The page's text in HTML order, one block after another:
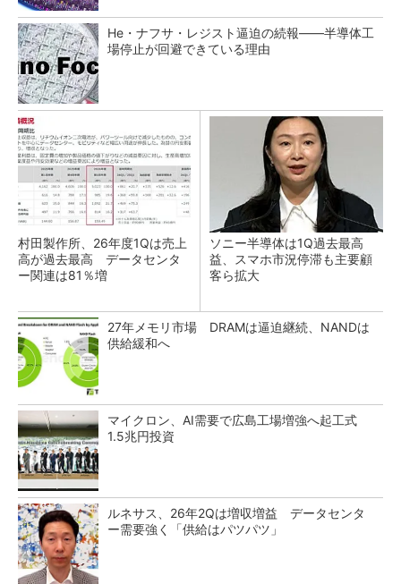
He・ナフサ・レジスト逼迫の続報――半導体工
場停止が回避できている理由
村田製作所、26年度1Qは売上
高が過去最高 データセンタ
ー関連は81％増
ソニー半導体は1Q過去最高
益、スマホ市況停滞も主要顧
客ら拡大
27年メモリ市場 DRAMは逼迫継続、NANDは
供給緩和へ
マイクロン、AI需要で広島工場増強へ起工式
1.5兆円投資
ルネサス、26年2Qは増収増益 データセンタ
ー需要強く「供給はパツパツ」